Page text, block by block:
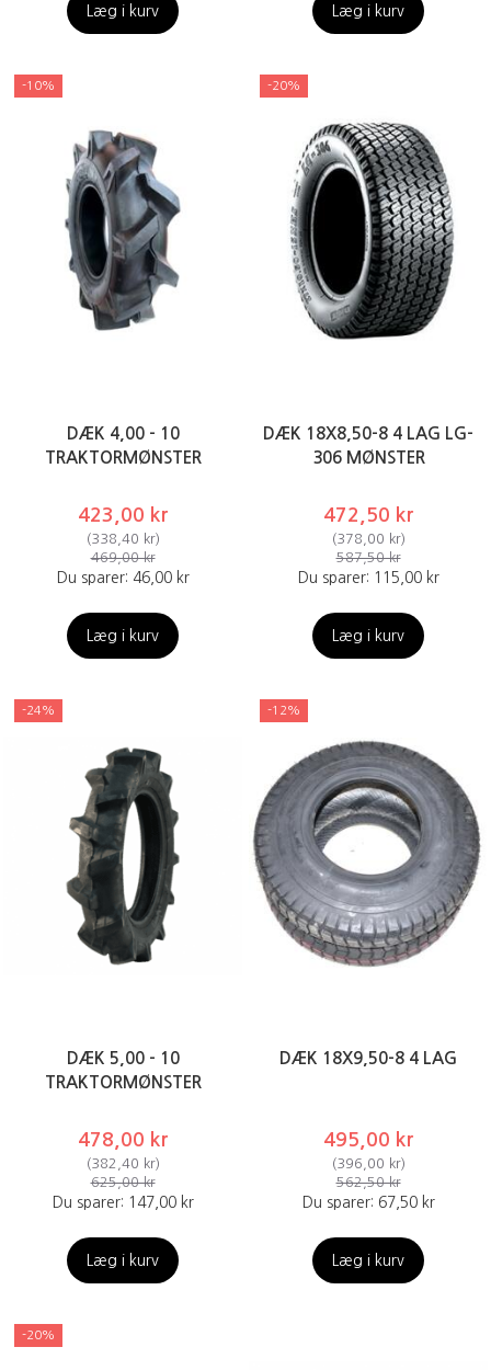
Læg i kurv Læg i kurv
-10%
DÆK 4,00 - 10
TRAKTORMØNSTER
423,00 kr
(338,40 kr)
469,00 kr
Du sparer: 46,00 kr
Læg i kurv
-20%
DÆK 18X8,50-8 4 LAG LG-
306 MØNSTER
472,50 kr
(378,00 kr)
587,50 kr
Du sparer: 115,00 kr
Læg i kurv
-24%
DÆK 5,00 - 10
TRAKTORMØNSTER
478,00 kr
(382,40 kr)
625,00 kr
Du sparer: 147,00 kr
Læg i kurv
-12%
DÆK 18X9,50-8 4 LAG
495,00 kr
(396,00 kr)
562,50 kr
Du sparer: 67,50 kr
Læg i kurv
-20%